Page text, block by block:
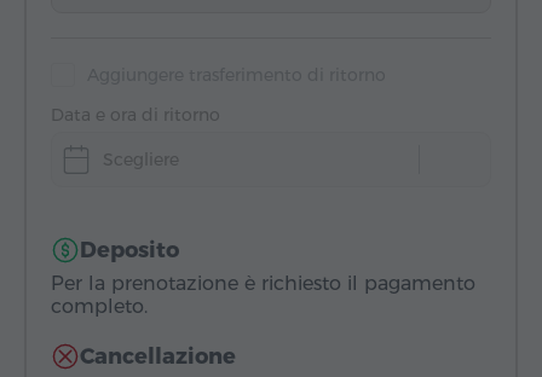
Data e ora di ritorno
Scegliere
Deposito
Per la prenotazione è richiesto il pagamento
completo.
Cancellazione